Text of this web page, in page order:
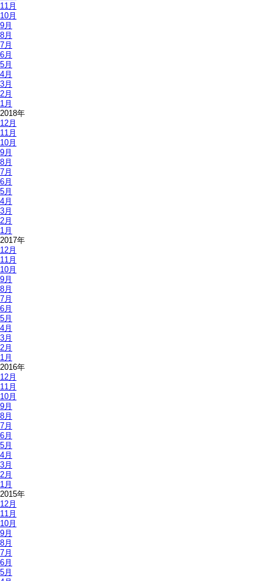
11月
10月
9月
8月
7月
6月
5月
4月
3月
2月
1月
2018年
12月
11月
10月
9月
8月
7月
6月
5月
4月
3月
2月
1月
2017年
12月
11月
10月
9月
8月
7月
6月
5月
4月
3月
2月
1月
2016年
12月
11月
10月
9月
8月
7月
6月
5月
4月
3月
2月
1月
2015年
12月
11月
10月
9月
8月
7月
6月
5月